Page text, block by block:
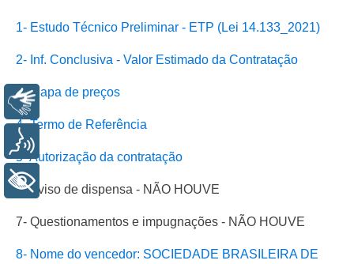
1- Estudo Técnico Preliminar - ETP (Lei 14.133_2021)
2- Inf. Conclusiva - Valor Estimado da Contratação
3- Mapa de preços
4- Termo de Referência
5- Autorização da contratação
6- Aviso de dispensa - NÃO HOUVE
7- Questionamentos e impugnações - NÃO HOUVE
8- Nome do vencedor: SOCIEDADE BRASILEIRA DE
Libras